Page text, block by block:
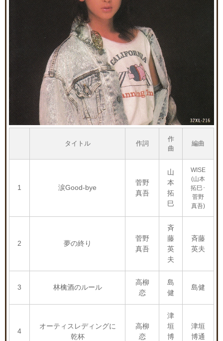
タイトル 作詞
作
曲
編曲
1 涙Good-bye
菅野
真吾
山
本
拓
巳
WISE
(山本
拓巳･
菅野
真吾)
2 夢の終り
菅野
真吾
斉
藤
英
夫
斉藤
英夫
3 林檎酒のルール
高柳
恋
島
健
島健
4
オーティスレディングに
乾杯
高柳
恋
津
垣
博
津垣
博通